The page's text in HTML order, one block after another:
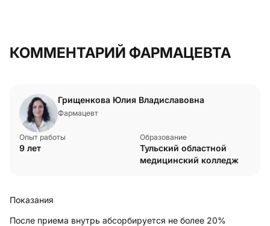
КОММЕНТАРИЙ ФАРМАЦЕВТА
Грищенкова Юлия Владиславовна
Фармацевт
Опыт работы
9 лет
Образование
Тульский областной
медицинский колледж
Показания
После приема внутрь абсорбируется не более 20%